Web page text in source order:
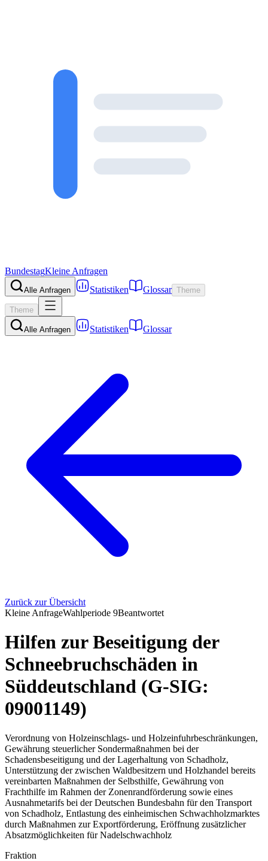
BundestagKleine Anfragen
Alle Anfragen Statistiken Glossar Theme
Theme
Alle Anfragen Statistiken Glossar
Zurück zur Übersicht
Kleine AnfrageWahlperiode 9Beantwortet
Hilfen zur Beseitigung der
Schneebruchschäden in
Süddeutschland (G-SIG:
09001149)
Verordnung von Holzeinschlags- und Holzeinfuhrbeschränkungen,
Gewährung steuerlicher Sondermaßnahmen bei der
Schadensbeseitigung und der Lagerhaltung von Schadholz,
Unterstützung der zwischen Waldbesitzern und Holzhandel bereits
vereinbarten Maßnahmen der Selbsthilfe, Gewährung von
Frachthilfe im Rahmen der Zonenrandförderung sowie eines
Ausnahmetarifs bei der Deutschen Bundesbahn für den Transport
von Schadholz, Entlastung des einheimischen Schwachholzmarktes
durch Maßnahmen zur Exportförderung, Eröffnung zusätzlicher
Absatzmöglichkeiten für Nadelschwachholz
Fraktion